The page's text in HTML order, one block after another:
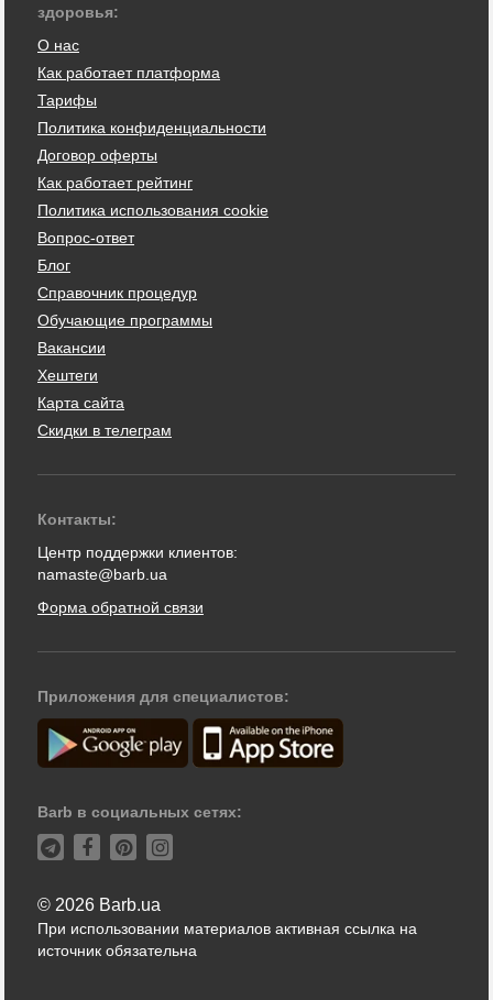
здоровья:
О нас
Как работает платформа
Тарифы
Политика конфиденциальности
Договор оферты
Как работает рейтинг
Политика использования cookie
Вопрос-ответ
Блог
Справочник процедур
Обучающие программы
Вакансии
Хештеги
Карта сайта
Скидки в телеграм
Контакты:
Центр поддержки клиентов:
namaste@barb.ua
Форма обратной связи
Приложения для специалистов:
Barb в социальных сетях:
© 2026 Barb.ua
При использовании материалов активная ссылка на
источник обязательна